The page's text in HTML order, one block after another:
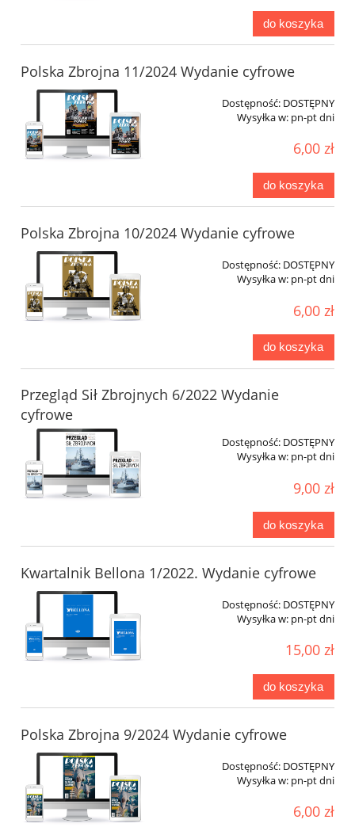
do koszyka
Polska Zbrojna 11/2024 Wydanie cyfrowe
Dostępność: DOSTĘPNY
Wysyłka w: pn-pt dni
6,00 zł
do koszyka
Polska Zbrojna 10/2024 Wydanie cyfrowe
Dostępność: DOSTĘPNY
Wysyłka w: pn-pt dni
6,00 zł
do koszyka
Przegląd Sił Zbrojnych 6/2022 Wydanie
cyfrowe
Dostępność: DOSTĘPNY
Wysyłka w: pn-pt dni
9,00 zł
do koszyka
Kwartalnik Bellona 1/2022. Wydanie cyfrowe
Dostępność: DOSTĘPNY
Wysyłka w: pn-pt dni
15,00 zł
do koszyka
Polska Zbrojna 9/2024 Wydanie cyfrowe
Dostępność: DOSTĘPNY
Wysyłka w: pn-pt dni
6,00 zł